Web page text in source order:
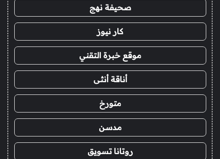
صحيفة نهج
كار نيوز
موقع خبرة التقني
أناقة أنثى
متورخ
مدسن
روتانا تسويق